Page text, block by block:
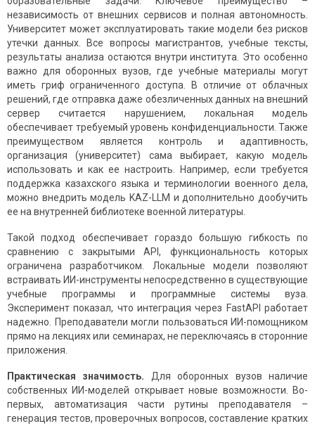
независимость от внешних сервисов и полная автономность.
Университет может эксплуатировать такие модели без рисков
утечки данных. Все вопросы магистрантов, учебные тексты,
результаты анализа остаются внутри института. Это особенно
важно для оборонных вузов, где учебные материалы могут
иметь гриф ограниченного доступа. В отличие от облачных
решений, где отправка даже обезличенных данных на внешний
сервер считается нарушением, локальная модель
обеспечивает требуемый уровень конфиденциальности. Также
преимуществом является контроль и адаптивность,
организация (университет) сама выбирает, какую модель
использовать и как ее настроить. Например, если требуется
поддержка казахского языка и терминологии военного дела,
можно внедрить модель KAZ-LLM и дополнительно дообучить
ее на внутренней библиотеке военной литературы.
Такой подход обеспечивает гораздо большую гибкость по
сравнению с закрытыми API, функциональность которых
ограничена разработчиком. Локальные модели позволяют
встраивать ИИ-инструменты непосредственно в существующие
учебные программы и программные системы вуза.
Эксперимент показал, что интеграция через FastAPI работает
надежно. Преподаватели могли пользоваться ИИ-помощником
прямо на лекциях или семинарах, не переключаясь в сторонние
приложения.
Практическая значимость. Для оборонных вузов наличие
собственных ИИ-моделей открывает новые возможности. Во-
первых, автоматизация части рутины преподавателя –
генерация тестов, проверочных вопросов, составление кратких